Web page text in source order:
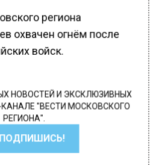
региона
охвачен огнём после
войск.
НОВОСТЕЙ И ЭКСКЛЮЗИВНЫХ
"ВЕСТИ МОСКОВСКОГО
РЕГИОНА".